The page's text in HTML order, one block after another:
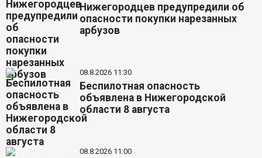
Нижегородцев предупредили об
опасности покупки нарезанных
арбузов
08.8.2026 11:30
Беспилотная опасность
объявлена в Нижегородской
области 8 августа
08.8.2026 11:00